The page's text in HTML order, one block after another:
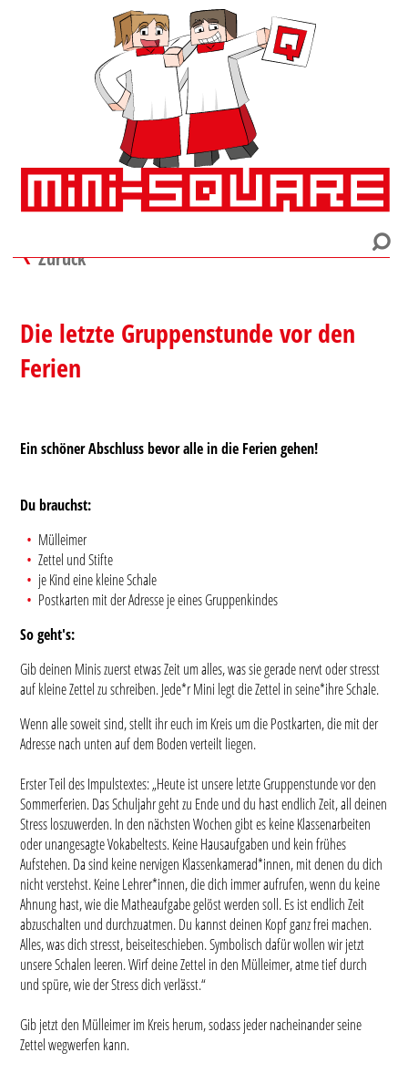
Zurück
Die letzte Gruppenstunde vor den
Ferien
Ein schöner Abschluss bevor alle in die Ferien gehen!
Du brauchst:
Mülleimer
Zettel und Stifte
je Kind eine kleine Schale
Postkarten mit der Adresse je eines Gruppenkindes
So geht's:
Gib deinen Minis zuerst etwas Zeit um alles, was sie gerade nervt oder stresst
auf kleine Zettel zu schreiben. Jede*r Mini legt die Zettel in seine*ihre Schale.
Wenn alle soweit sind, stellt ihr euch im Kreis um die Postkarten, die mit der
Adresse nach unten auf dem Boden verteilt liegen.
Erster Teil des Impulstextes: „Heute ist unsere letzte Gruppenstunde vor den
Sommerferien. Das Schuljahr geht zu Ende und du hast endlich Zeit, all deinen
Stress loszuwerden. In den nächsten Wochen gibt es keine Klassenarbeiten
oder unangesagte Vokabeltests. Keine Hausaufgaben und kein frühes
Aufstehen. Da sind keine nervigen Klassenkamerad*innen, mit denen du dich
nicht verstehst. Keine Lehrer*innen, die dich immer aufrufen, wenn du keine
Ahnung hast, wie die Matheaufgabe gelöst werden soll. Es ist endlich Zeit
abzuschalten und durchzuatmen. Du kannst deinen Kopf ganz frei machen.
Alles, was dich stresst, beiseiteschieben. Symbolisch dafür wollen wir jetzt
unsere Schalen leeren. Wirf deine Zettel in den Mülleimer, atme tief durch
und spüre, wie der Stress dich verlässt.“
Gib jetzt den Mülleimer im Kreis herum, sodass jeder nacheinander seine
Zettel wegwerfen kann.